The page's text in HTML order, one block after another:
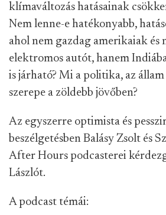
klímaváltozás hatásainak
Nem lenne-e hatékonyabb,
ahol nem gazdag amerikaiak és
elektromos autót, hanem
is járható? Mi a politika, az
szerepe a zöldebb jövőben?
Az egyszerre optimista és
beszélgetésben Balásy Zsolt és
After Hours podcasterei
Lászlót.
A podcast témái: